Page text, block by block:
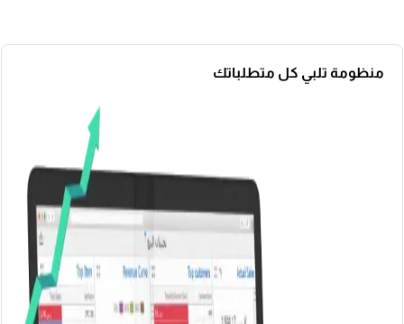
منظومة تلبي كل متطلباتك